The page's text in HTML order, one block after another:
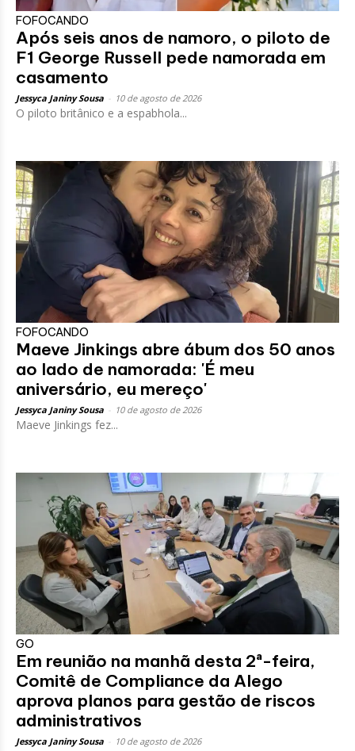
FOFOCANDO
Após seis anos de namoro, o piloto de
F1 George Russell pede namorada em
casamento
Jessyca Janiny Sousa 10 de agosto de 2026
O piloto britânico e a espabhola...
FOFOCANDO
Maeve Jinkings abre ábum dos 50 anos
ao lado de namorada: 'É meu
aniversário, eu mereço'
Jessyca Janiny Sousa 10 de agosto de 2026
Maeve Jinkings fez...
GO
Em reunião na manhã desta 2ª-feira,
Comitê de Compliance da Alego
aprova planos para gestão de riscos
administrativos
Jessyca Janiny Sousa 10 de agosto de 2026